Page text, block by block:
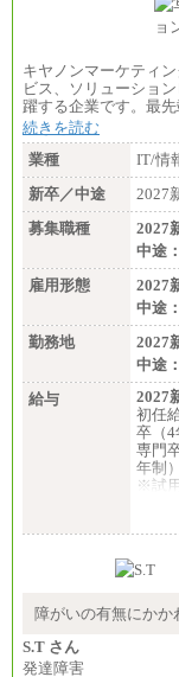
キヤノンマーケティ
ビス、ソリューショ
躍する企業です。最
続きを読む
業種
IT/情
新卒／中途
2027
募集職種
2027
中途：
雇用形態
2027
中途：
勤務地
2027
中途：
給与
2027
初任
卒（4
専門
年制
※試
②事
※経験
※試用
障がいの有無にかか
S.T さん
発達障害